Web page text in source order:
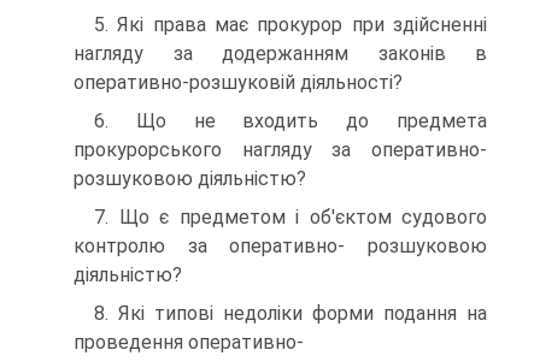
5. Які права має прокурор при здійсненні
нагляду за додержанням законів в
оперативно-розшуковій діяльності?
6. Що не входить до предмета
прокурорського нагляду за оперативно-
розшуковою діяльністю?
7. Що є предметом і об'єктом судового
контролю за оперативно- розшуковою
діяльністю?
8. Які типові недоліки форми подання на
проведення оперативно-